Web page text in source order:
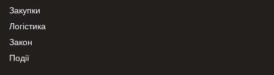
Закупки
Логістика
Закон
Події